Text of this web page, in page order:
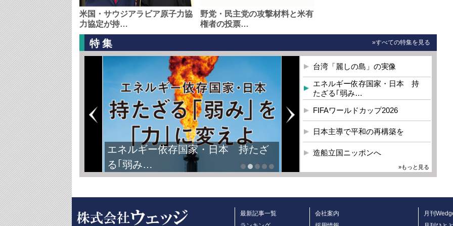
米国・サウジアラビア原子力協
力協定が持…
野党・民主党の攻撃材料と米有
権者の投票…
特集 »すべての特集を見る
エネルギー依存国家・日本 持たざ
る｢弱み…
台湾「麗しの島」の実像
エネルギー依存国家・日本 持
たざる｢弱み…
FIFAワールドカップ2026
日本主導で平和の再構築を
造船立国ニッポンへ
»もっと見る
最新記事一覧
会社案内
月刊